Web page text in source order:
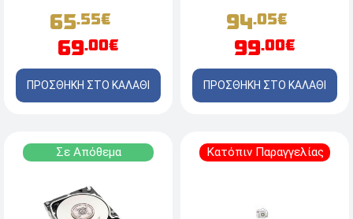
65.55€
69.00€
ΠΡΟΣΘΗΚΗ ΣΤΟ ΚΑΛΑΘΙ
94.05€
99.00€
ΠΡΟΣΘΗΚΗ ΣΤΟ ΚΑΛΑΘΙ
Σε Απόθεμα Κατόπιν Παραγγελίας